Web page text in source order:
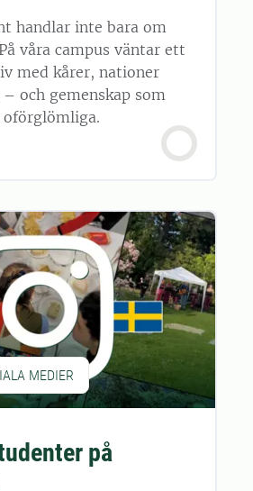
handlar inte bara om
våra campus väntar ett
med kårer, nationer
och gemenskap som
oförglömliga.
MEDIER
på